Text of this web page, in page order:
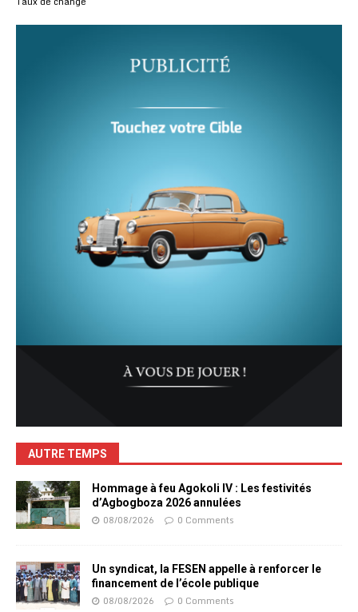
AUTRE TEMPS
Hommage à feu Agokoli IV : Les festivités
d’Agbogboza 2026 annulées
08/08/2026 0 Comments
Un syndicat, la FESEN appelle à renforcer le
financement de l’école publique
08/08/2026 0 Comments